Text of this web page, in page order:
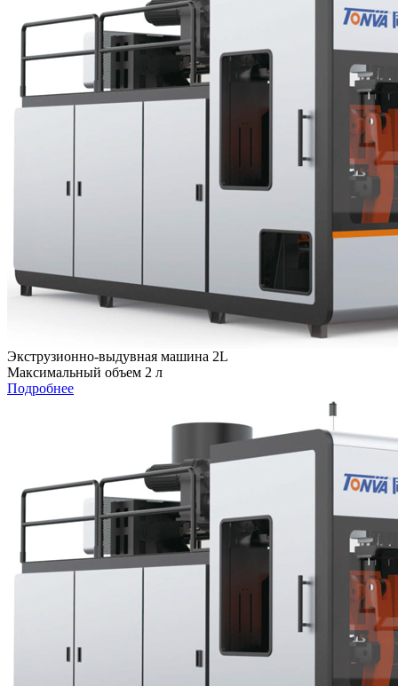
Экструзионно-выдувная машина 2L
Максимальный объем 2 л
Подробнее